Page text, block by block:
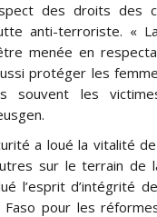
des droits des
anti-terroriste. «
menée en
protéger les
souvent les
a loué la vitalité
sur le terrain de
l’esprit d’intégrité
Faso pour les